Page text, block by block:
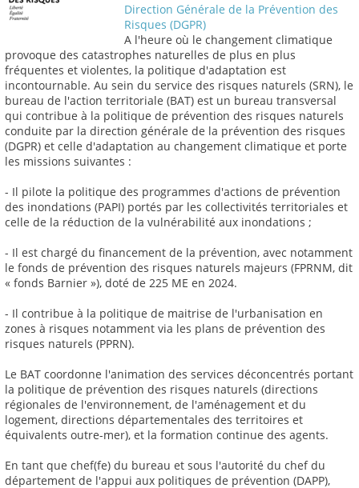
Direction Générale de la Prévention des
Risques (DGPR)
A l'heure où le changement climatique
provoque des catastrophes naturelles de plus en plus
fréquentes et violentes, la politique d'adaptation est
incontournable. Au sein du service des risques naturels (SRN), le
bureau de l'action territoriale (BAT) est un bureau transversal
qui contribue à la politique de prévention des risques naturels
conduite par la direction générale de la prévention des risques
(DGPR) et celle d'adaptation au changement climatique et porte
les missions suivantes :
- Il pilote la politique des programmes d'actions de prévention
des inondations (PAPI) portés par les collectivités territoriales et
celle de la réduction de la vulnérabilité aux inondations ;
- Il est chargé du financement de la prévention, avec notamment
le fonds de prévention des risques naturels majeurs (FPRNM, dit
« fonds Barnier »), doté de 225 ME en 2024.
- Il contribue à la politique de maitrise de l'urbanisation en
zones à risques notamment via les plans de prévention des
risques naturels (PPRN).
Le BAT coordonne l'animation des services déconcentrés portant
la politique de prévention des risques naturels (directions
régionales de l'environnement, de l'aménagement et du
logement, directions départementales des territoires et
équivalents outre-mer), et la formation continue des agents.
En tant que chef(fe) du bureau et sous l'autorité du chef du
département de l'appui aux politiques de prévention (DAPP),